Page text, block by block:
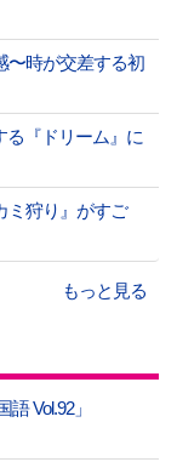
〜時が交差する初
る『ドリーム』に
ミ狩り』がすご
もっと見る
Vol.92」